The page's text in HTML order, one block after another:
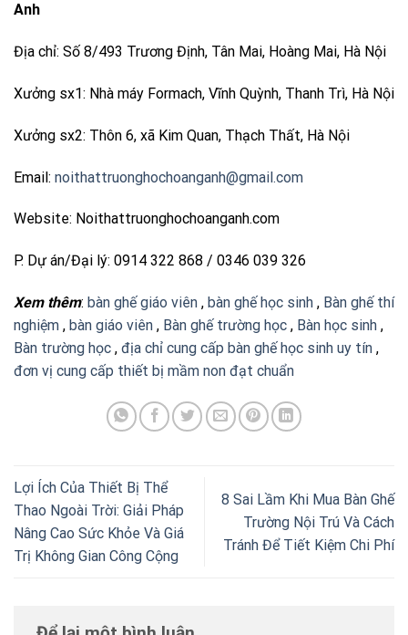
Anh
Địa chỉ: Số 8/493 Trương Định, Tân Mai, Hoàng Mai, Hà Nội
Xưởng sx1: Nhà máy Formach, Vĩnh Quỳnh, Thanh Trì, Hà Nội
Xưởng sx2: Thôn 6, xã Kim Quan, Thạch Thất, Hà Nội
Email: noithattruonghochoanganh@gmail.com
Website: Noithattruonghochoanganh.com
P. Dự án/Đại lý: 0914 322 868 / 0346 039 326
Xem thêm: bàn ghế giáo viên , bàn ghế học sinh , Bàn ghế thí
nghiệm , bàn giáo viên , Bàn ghế trường học , Bàn học sinh ,
Bàn trường học , địa chỉ cung cấp bàn ghế học sinh uy tín ,
đơn vị cung cấp thiết bị mầm non đạt chuẩn
Lợi Ích Của Thiết Bị Thể
Thao Ngoài Trời: Giải Pháp
Nâng Cao Sức Khỏe Và Giá
Trị Không Gian Công Cộng
8 Sai Lầm Khi Mua Bàn Ghế
Trường Nội Trú Và Cách
Tránh Để Tiết Kiệm Chi Phí